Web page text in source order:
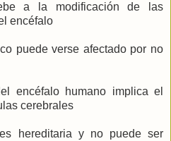
a la modificación de las
encéfalo
puede verse afectado por no
encéfalo humano implica el
cerebrales
hereditaria y no puede ser